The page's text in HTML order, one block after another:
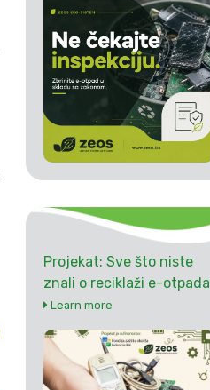
Projekat: Sve što niste
znali o reciklaži e-otpada
Learn more